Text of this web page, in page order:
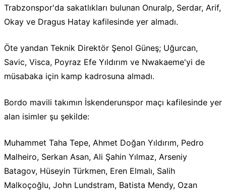
Trabzonspor'da sakatlıkları bulunan Onuralp, Serdar, Arif,
Okay ve Dragus Hatay kafilesinde yer almadı.
Öte yandan Teknik Direktör Şenol Güneş; Uğurcan,
Savic, Visca, Poyraz Efe Yıldırım ve Nwakaeme'yi de
müsabaka için kamp kadrosuna almadı.
Bordo mavili takımın İskenderunspor maçı kafilesinde yer
alan isimler şu şekilde:
Muhammet Taha Tepe, Ahmet Doğan Yıldırım, Pedro
Malheiro, Serkan Asan, Ali Şahin Yılmaz, Arseniy
Batagov, Hüseyin Türkmen, Eren Elmalı, Salih
Malkoçoğlu, John Lundstram, Batista Mendy, Ozan